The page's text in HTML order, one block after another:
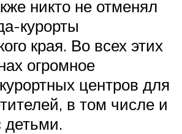
никто не отменял
курорты
края. Во всех этих
огромное
центров для
в том числе и